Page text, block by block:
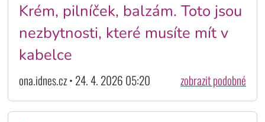
Krém, pilníček, balzám. Toto jsou
nezbytnosti, které musíte mít v
kabelce
ona.idnes.cz • 24. 4. 2026 05:20 zobrazit podobné